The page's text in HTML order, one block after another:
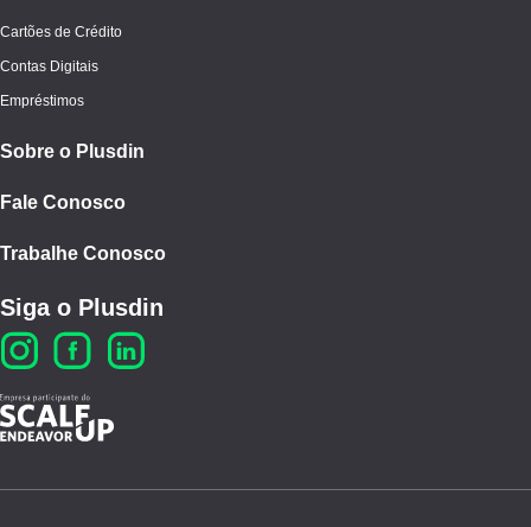
Cartões de Crédito
Contas Digitais
Empréstimos
Sobre o Plusdin
Fale Conosco
Trabalhe Conosco
Siga o Plusdin